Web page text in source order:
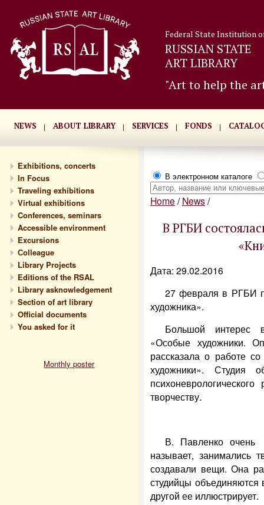
Federal State Institution
RUSSIAN STATE
ART LIBRARY
"Art to help the
NEWS ABOUT LIBRARY SERVICES FONDS
Exhibitions, concerts
In Focus
Traveling exhibitions
Virtual exhibitions
Conferences, seminars
Accessible environment
Excursions
Сolleague
Library Projects
Editions of the RSAL
Library asknowledgement
Section of art library
Official documents
You asked for it
Monthly poster
В электронном каталоге
Home/ News/
В РГБИ
Дата: 29.02.2016
27 февраля в РГБИ
художника».
Большой интерес
«Особые художники.
рассказала о работе
художники». Студия
творчеству.
В. Павленко очень
называет, занимались
создавали вещи. Она
студийцы объединяются
другой ее иллюстрирует.